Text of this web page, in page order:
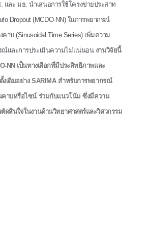
ะ มธ. นำเสนอการใช้โครงข่ายประสาท
Dropout (MCDO-NN) ในการพยากรณ์
าบ (Sinusoidal Time Series) เพิ่มความ
ณ์และการประเมินความไม่แน่นอน งานวิจัยนี้
NN เป็นทางเลือกที่มีประสิทธิภาพและ
งเดิมอย่าง SARIMA สำหรับการพยากรณ์
าบหรือไซน์ ร่วมกับแนวโน้ม ซึ่งมีความ
ดสินใจในงานด้านวิทยาศาสตร์และวิศวกรรม